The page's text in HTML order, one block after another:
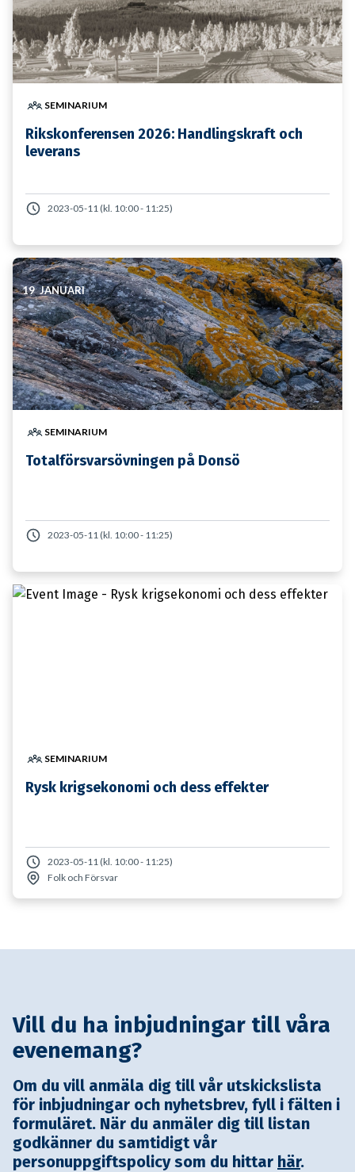
SEMINARIUM
Rikskonferensen 2026: Handlingskraft och
leverans
2023-05-11 (kl. 10:00 - 11:25)
19 JANUARI
SEMINARIUM
Totalförsvarsövningen på Donsö
2023-05-11 (kl. 10:00 - 11:25)
SEMINARIUM
Rysk krigsekonomi och dess effekter
2023-05-11 (kl. 10:00 - 11:25)
Folk och Försvar
Vill du ha inbjudningar till våra
evenemang?
Om du vill anmäla dig till vår utskickslista
för inbjudningar och nyhetsbrev, fyll i fälten i
formuläret. När du anmäler dig till listan
godkänner du samtidigt vår
personuppgiftspolicy som du hittar här.